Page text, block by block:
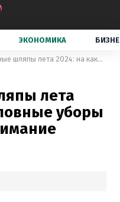
ЭКОНОМИКА
Самые модные шляпы лета 2024: на какие головные уборы надо обратить внимание
лета
уборы